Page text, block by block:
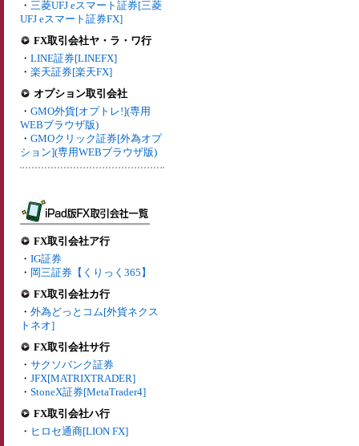
・ 三菱UFJ eスマート証券[三菱
UFJ eスマート証券FX]
FX取引会社ヤ・ラ・ワ行
・ LINE証券[LINEFX]
・ 楽天証券[楽天FX]
オプション取引会社
・ GMO外貨[オプトレ!](専用
WEBブラウザ版)
・ GMOクリック証券[外為オプ
ション](専用WEBブラウザ版)
FX取引会社ア行
・ IG証券
・ 岡三証券【くりっく365】
FX取引会社カ行
・ 外為どっとコム[外貨ネクス
トネオ]
FX取引会社サ行
・ サクソバンク証券
・ JFX[MATRIXTRADER]
・ StoneX証券[MetaTrader4]
FX取引会社ハ行
・ ヒロセ通商[LION FX]